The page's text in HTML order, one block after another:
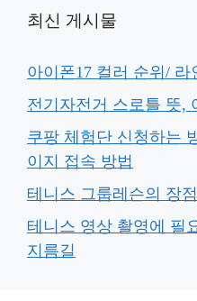
최신 게시물
아이폰17 컬러 순위/ 라
전기자전거 스로틀 뜻,
쿠팡 체험단 신청하는
이지 접속 방법
테니스 그룹레슨의 장
테니스 영상 촬영에 필
지름길